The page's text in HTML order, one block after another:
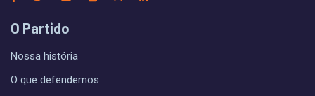
O Partido
Nossa história
O que defendemos